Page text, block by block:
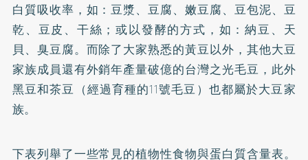
白質吸收率，如：豆漿、豆腐、嫩豆腐、豆包泥、豆
乾、豆皮、干絲；或以發酵的方式，如：納豆、天
貝、臭豆腐。而除了大家熟悉的黃豆以外，其他大豆
家族成員還有外銷年產量破億的台灣之光毛豆，此外
黑豆和茶豆（經過育種的11號毛豆）也都屬於大豆家
族。
下表列舉了一些常見的植物性食物與蛋白質含量表。